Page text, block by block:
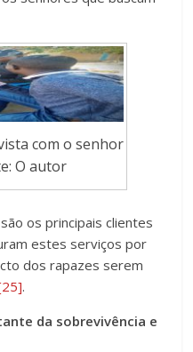
com o senhor
O autor
os principais clientes
estes serviços por
dos rapazes serem
.
da sobrevivência e